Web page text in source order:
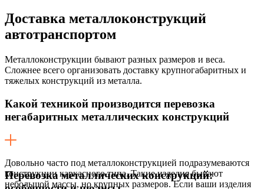
Доставка металлоконструкций
автотранспортом
Металлоконструкции бывают разных размеров и веса.
Сложнее всего организовать доставку крупногабаритных и
тяжелых конструкций из металла.
Какой техникой производится перевозка
негабаритных металлических конструкций
Довольно часто под металлоконструкцией подразумеваются
конструкции каркасного типа. Такие изделия бывают
небольшой массы, но крупных размеров. Если ваши изделия
Перевозка металлических конструкций: